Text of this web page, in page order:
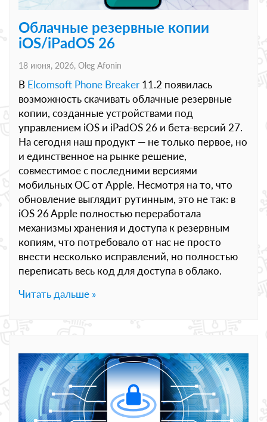
Облачные резервные копии
iOS/iPadOS 26
18 июня, 2026, Oleg Afonin
В Elcomsoft Phone Breaker 11.2 появилась
возможность скачивать облачные резервные
копии, созданные устройствами под
управлением iOS и iPadOS 26 и бета-версий 27.
На сегодня наш продукт — не только первое, но
и единственное на рынке решение,
совместимое с последними версиями
мобильных ОС от Apple. Несмотря на то, что
обновление выглядит рутинным, это не так: в
iOS 26 Apple полностью переработала
механизмы хранения и доступа к резервным
копиям, что потребовало от нас не просто
внести несколько исправлений, но полностью
переписать весь код для доступа в облако.
Читать дальше »